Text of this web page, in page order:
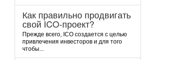
Как правильно продвигать
свой ICO-проект?
Прежде всего, ICO создается с целью
привлечения инвесторов и для того
чтобы...